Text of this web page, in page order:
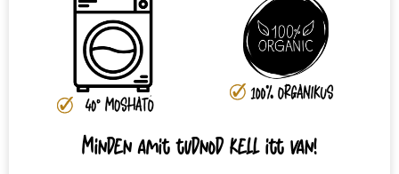
Minden amit tudnod kell itt van!